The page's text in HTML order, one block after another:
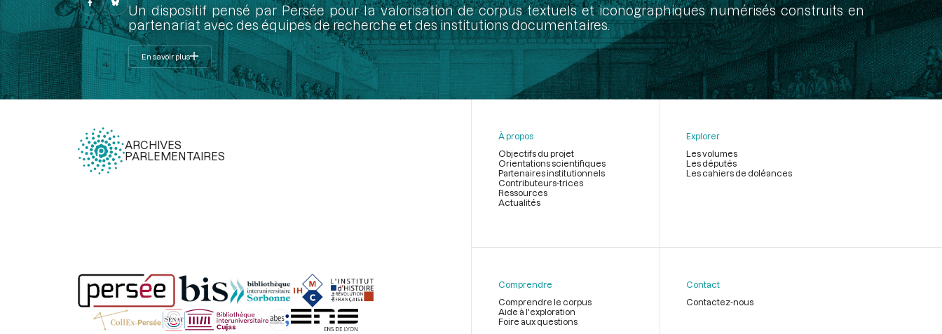
Un dispositif pensé par Persée pour la valorisation de corpus textuels et iconographiques numérisés construits en
partenariat avec des équipes de recherche et des institutions documentaires.
En savoir plus
ARCHIVES
PARLEMENTAIRES
page
À propos
Objectifs du projet
Orientations scientifiques
Partenaires institutionnels
Contributeurs-trices
Ressources
Actualités
Explorer
Les volumes
Les députés
Les cahiers de doléances
Comprendre
Comprendre le corpus
Aide à l'exploration
Foire aux questions
Contact
Contactez-nous